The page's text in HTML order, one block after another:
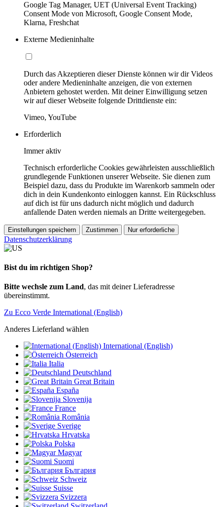
Google Tag Manager, UET (Universal Event Tracking)
Consent Mode von Microsoft, Google Consent Mode,
Klarna, Freshchat
Externe Medieninhalte
Durch das Akzeptieren dieser Dienste können wir dir Videos
oder andere Medieninhalte anzeigen, die von externen
Anbietern gehostet werden. Mit deiner Einwilligung setzen
wir auf dieser Webseite folgende Drittdienste ein:
Vimeo, YouTube
Erforderlich
Immer aktiv
Technisch erforderliche Cookies gewährleisten ausschließlich
grundlegende Funktionen unserer Webseite. Sie dienen zum
Beispiel dazu, dass du Produkte im Warenkorb sammeln oder
dich in dein Kundenkonto einloggen kannst. Ein Rückschluss
auf dich ist für uns dadurch nicht möglich und dadurch
anfallende Daten werden niemals an Dritte weitergegeben.
Einstellungen speichern Zustimmen Nur erforderliche
Datenschutzerklärung
Bist du im richtigen Shop?
Bitte wechsle zum Land, das mit deiner Lieferadresse
übereinstimmt.
Zu Ecco Verde International (English)
Anderes Lieferland wählen
International (English)
Österreich
Italia
Deutschland
Great Britain
España
Slovenija
France
România
Sverige
Hrvatska
Polska
Magyar
Suomi
България
Schweiz
Suisse
Svizzera